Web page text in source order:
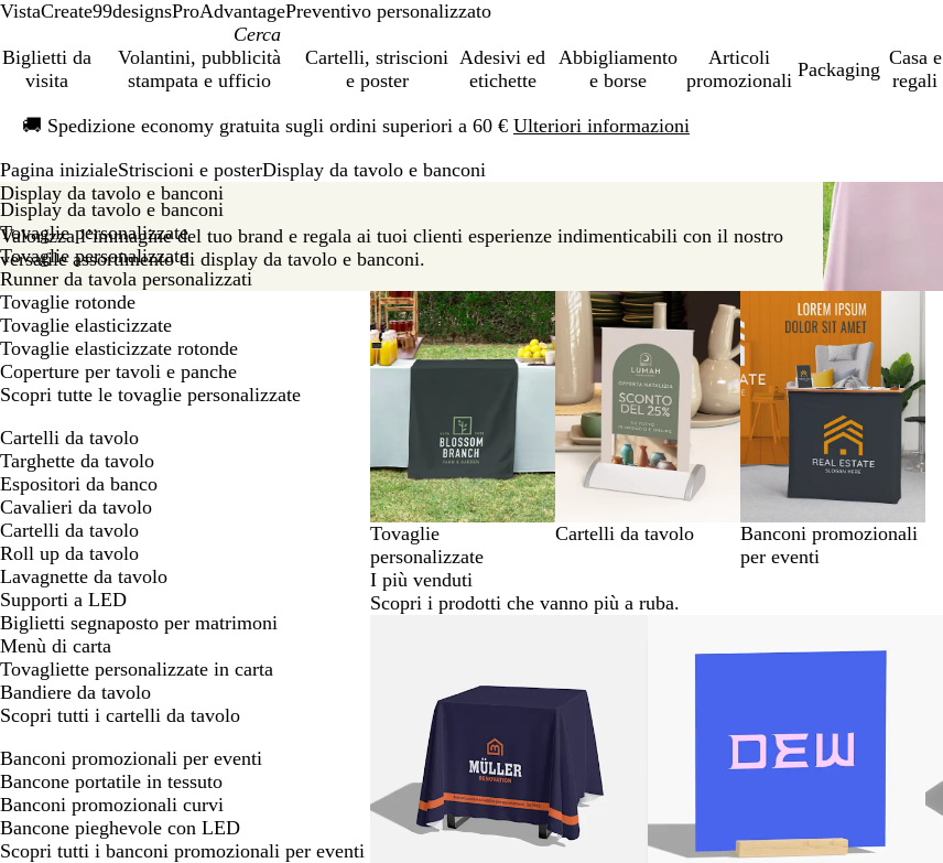
VistaCreate99designsProAdvantagePreventivo personalizzato
Biglietti da
visita
Volantini, pubblicità
stampata e ufficio
Cartelli, striscioni
e poster
Adesivi ed
etichette
Abbigliamento
e borse
Articoli
promozionali
Packaging
Casa e
regali
🚚 Spedizione economy gratuita sugli ordini superiori a 60 € Ulteriori informazioni
1
Pagina inizialeStriscioni e posterDisplay da tavolo e banconi
Display da tavolo e banconi
Tovaglie personalizzate
Tovaglie personalizzate
Runner da tavola personalizzati
Tovaglie rotonde
Tovaglie elasticizzate
Tovaglie elasticizzate rotonde
Coperture per tavoli e panche
Scopri tutte le tovaglie personalizzate
Cartelli da tavolo
Targhette da tavolo
Espositori da banco
Cavalieri da tavolo
Cartelli da tavolo
Roll up da tavolo
Lavagnette da tavolo
Supporti a LED
Biglietti segnaposto per matrimoni
Menù di carta
Tovagliette personalizzate in carta
Bandiere da tavolo
Scopri tutti i cartelli da tavolo
Banconi promozionali per eventi
Bancone portatile in tessuto
Banconi promozionali curvi
Bancone pieghevole con LED
Scopri tutti i banconi promozionali per eventi
Display da tavolo e banconi
Valorizza l’immagine del tuo brand e regala ai tuoi clienti esperienze indimenticabili con il nostro
versatile assortimento di display da tavolo e banconi.
Tovaglie
personalizzate
Cartelli da tavolo
Banconi promozionali
per eventi
I più venduti
Scopri i prodotti che vanno più a ruba.